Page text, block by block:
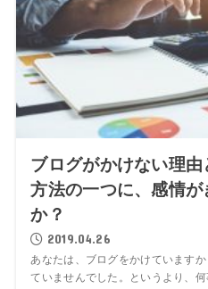
ブログがかけない理
方法の一つに、感情
か？
2019.04.26
あなたは、ブログをかけています
ていませんでした。というより、